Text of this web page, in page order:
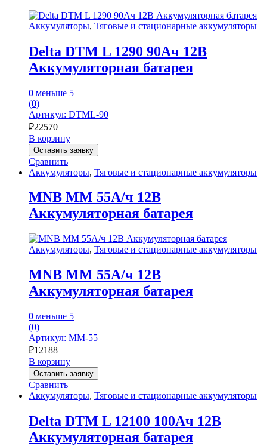
Аккумуляторы, Тяговые и стационарные аккумуляторы
Delta DTM L 1290 90Ач 12В
Аккумуляторная батарея
0 меньше 5
(0)
Артикул: DTML-90
₽22570
В корзину
Оставить заявку
Сравнить
Аккумуляторы, Тяговые и стационарные аккумуляторы
MNB MM 55А/ч 12В
Аккумуляторная батарея
Аккумуляторы, Тяговые и стационарные аккумуляторы
MNB MM 55А/ч 12В
Аккумуляторная батарея
0 меньше 5
(0)
Артикул: MM-55
₽12188
В корзину
Оставить заявку
Сравнить
Аккумуляторы, Тяговые и стационарные аккумуляторы
Delta DTM L 12100 100Ач 12В
Аккумуляторная батарея